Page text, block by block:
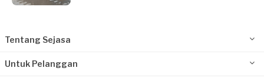
Tentang Sejasa
Untuk Pelanggan